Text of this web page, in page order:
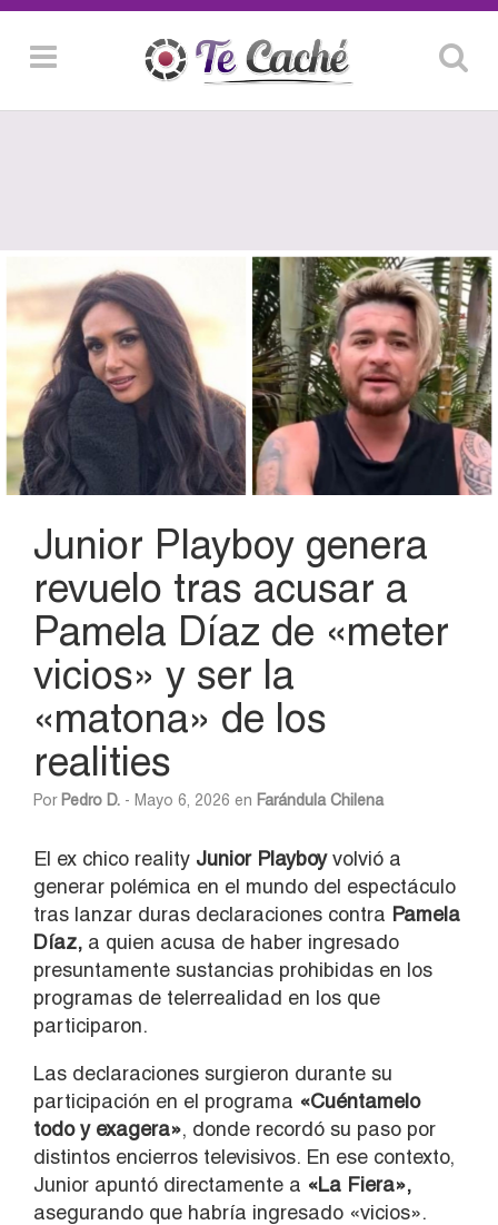
Junior Playboy genera
revuelo tras acusar a
Pamela Díaz de «meter
vicios» y ser la
«matona» de los
realities
Por Pedro D. - Mayo 6, 2026 en Farándula Chilena
El ex chico reality Junior Playboyvolvió a
generar polémica en el mundo del espectáculo
tras lanzar duras declaraciones contra Pamela
Díaz, a quien acusa de haber ingresado
presuntamente sustancias prohibidas en los
programas de telerrealidad en los que
participaron.
Las declaraciones surgieron durante su
participación en el programa «Cuéntamelo
todo y exagera», donde recordó su paso por
distintos encierros televisivos. En ese contexto,
Junior apuntó directamente a «La Fiera»,
asegurando que habría ingresado «vicios».